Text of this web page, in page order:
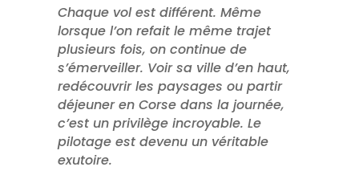
Chaque vol est différent. Même
lorsque l’on refait le même trajet
plusieurs fois, on continue de
s’émerveiller. Voir sa ville d’en haut,
redécouvrir les paysages ou partir
déjeuner en Corse dans la journée,
c’est un privilège incroyable. Le
pilotage est devenu un véritable
exutoire.